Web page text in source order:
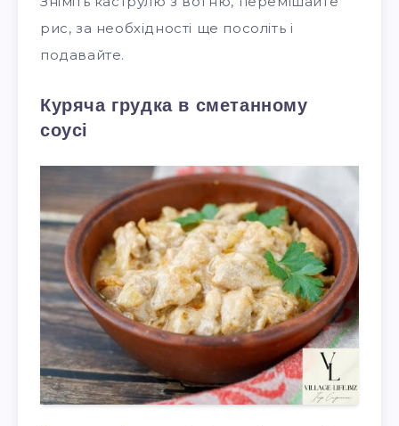
рис, за необхідності ще посоліть і
подавайте.
Куряча грудка в сметанному
соусі